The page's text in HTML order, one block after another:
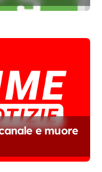
e muore